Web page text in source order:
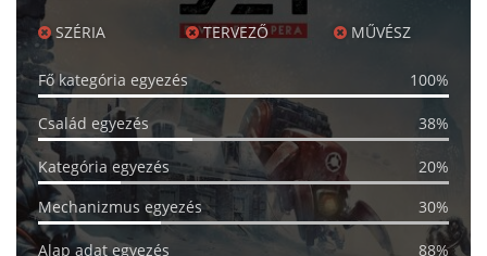
SZÉRIA TERVEZŐ MŰVÉSZ
Fő kategória egyezés 100%
Család egyezés 38%
Kategória egyezés
20%
Mechanizmus egyezés
30%
Alap adat egyezés 88%